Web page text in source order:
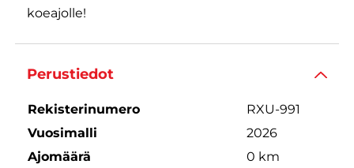
koeajolle!
Perustiedot
Rekisterinumero
RXU-991
Vuosimalli
2026
Ajomäärä
0 km